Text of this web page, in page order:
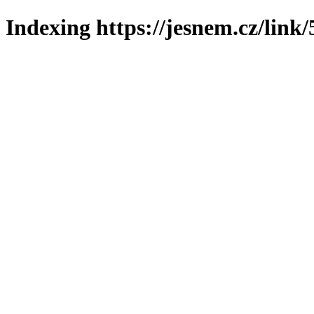
Indexing https://jesnem.cz/link/